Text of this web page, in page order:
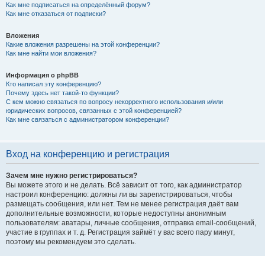
Как мне подписаться на определённый форум?
Как мне отказаться от подписки?
Вложения
Какие вложения разрешены на этой конференции?
Как мне найти мои вложения?
Информация о phpBB
Кто написал эту конференцию?
Почему здесь нет такой-то функции?
С кем можно связаться по вопросу некорректного использования и/или
юридических вопросов, связанных с этой конференцией?
Как мне связаться с администратором конференции?
Вход на конференцию и регистрация
Зачем мне нужно регистрироваться?
Вы можете этого и не делать. Всё зависит от того, как администратор
настроил конференцию: должны ли вы зарегистрироваться, чтобы
размещать сообщения, или нет. Тем не менее регистрация даёт вам
дополнительные возможности, которые недоступны анонимным
пользователям: аватары, личные сообщения, отправка email-сообщений,
участие в группах и т. д. Регистрация займёт у вас всего пару минут,
поэтому мы рекомендуем это сделать.